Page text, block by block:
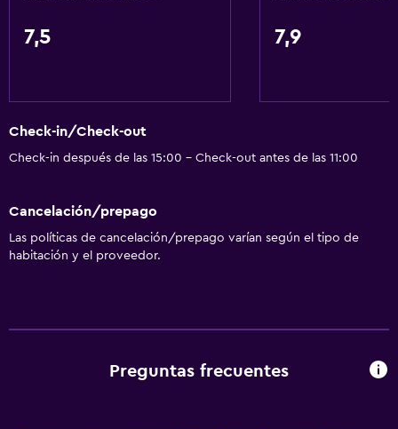
7,5 7,9
Check-in/Check-out
Check-in después de las 15:00 - Check-out antes de las 11:00
Cancelación/prepago
Las políticas de cancelación/prepago varían según el tipo de
habitación y el proveedor.
Preguntas frecuentes